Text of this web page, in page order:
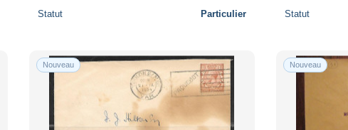
Statut Particulier Statut
Nouveau Nouveau